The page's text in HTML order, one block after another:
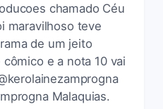
chamado Céu
maravilhoso teve
de um jeito
e a nota 10 vai
Malaquias.